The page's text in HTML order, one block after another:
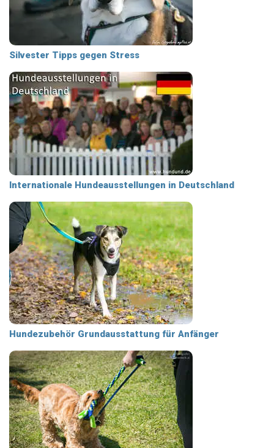
Silvester Tipps gegen Stress
Internationale Hundeausstellungen in Deutschland
Hundezubehör Grundausstattung für Anfänger